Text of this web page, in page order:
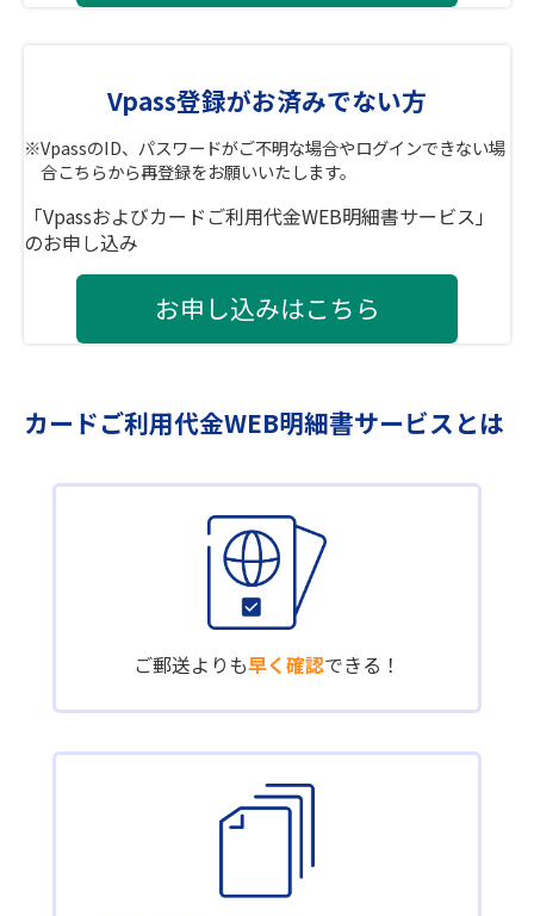
Vpass登録がお済みでない方
※VpassのID、パスワードがご不明な場合やログインできない場
合こちらから再登録をお願いいたします。
「Vpassおよびカードご利用代金WEB明細書サービス」
のお申し込み
お申し込みはこちら
カードご利用代金WEB明細書サービスとは
ご郵送よりも早く確認できる！